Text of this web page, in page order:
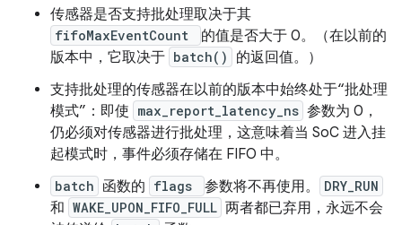
传感器是否支持批处理取决于其
fifoMaxEventCount
的值是否大于 0。（在以前的
版本中，它取决于 batch()
的返回值。）
支持批处理的传感器在以前的版本中始终处于“批处理
模式”：即使 max_report_latency_ns 参数为 0，
仍必须对传感器进行批处理，这意味着当 SoC 进入挂
起模式时，事件必须存储在 FIFO 中。
batch 函数的 flags 参数将不再使用。 DRY_RUN
和 WAKE_UPON_FIFO_FULL 两者都已弃用，永远不会